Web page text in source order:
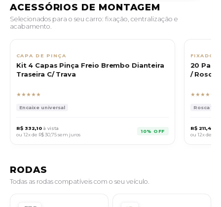
ACESSÓRIOS DE MONTAGEM
Selecionados para o seu carro: fixação, centralização e
acabamento.
CAPA DE PINÇA
Kit 4 Capas Pinça Freio Brembo Dianteira
Traseira C/ Trava
★★★★★
Encaixe universal
R$ 332,10 à vista
ou 12x de R$ 30,75sem juros
10% OFF
20
/ Rosca
★★★★★
Rosca
R$ 211,41
ou 12x de
RODAS
Todas as rodas compatíveis com o seu veículo.